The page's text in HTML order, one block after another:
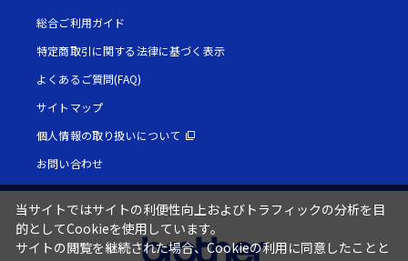
総合ご利用ガイド
特定商取引に関する法律に基づく表示
よくあるご質問(FAQ)
サイトマップ
個人情報の取り扱いについて
お問い合わせ
当サイトではサイトの利便性向上およびトラフィックの分析を目
的としてCookieを使用しています。
サイトの閲覧を継続された場合、Cookieの利用に同意したことと